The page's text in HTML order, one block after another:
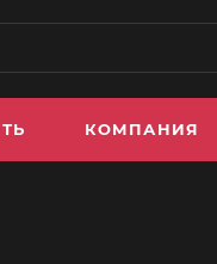
КОМПАНИЯ